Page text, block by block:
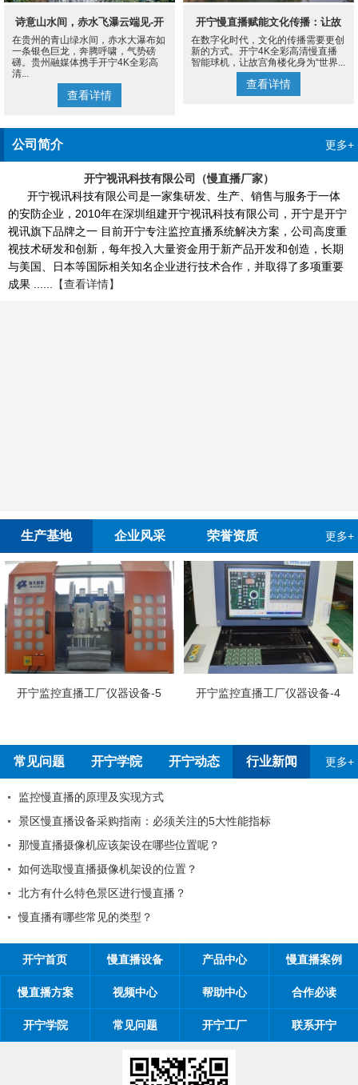
诗意山水间，赤水飞瀑云端见-开
宁4K慢直播摄像机
在贵州的青山绿水间，赤水大瀑布如
一条银色巨龙，奔腾呼啸，气势磅
礴。贵州融媒体携手开宁4K全彩高
清...
查看详情
开宁慢直播赋能文化传播：让故
宫角楼成为世界的文化客厅
在数字化时代，文化的传播需要更创
新的方式。开宁4K全彩高清慢直播
智能球机，让故宫角楼化身为“世界...
查看详情
公司简介 更多+
开宁视讯科技有限公司（慢直播厂家）
开宁视讯科技有限公司是一家集研发、生产、销售与服务于一体
的安防企业，2010年在深圳组建开宁视讯科技有限公司，开宁是开宁
视讯旗下品牌之一 目前开宁专注监控直播系统解决方案，公司高度重
视技术研发和创新，每年投入大量资金用于新产品开发和创造，长期
与美国、日本等国际相关知名企业进行技术合作，并取得了多项重要
成果 ......
【查看详情】
生产基地 企业风采 荣誉资质 更多+
直播工厂仪器设备-5 开宁监控直播工厂仪器设备-4 开宁
常见问题 开宁学院 开宁动态 行业新闻 更多+
厂家
验有影响吗
景区慢直播设备采购指南：必须
那慢直播摄像机应该架设在哪些
如何选取慢直播摄像机架设的位
开宁首页 慢直播设备 产品中心 慢直播案例
慢直播方案 视频中心 帮助中心 合作必读
开宁学院 常见问题 开宁工厂 联系开宁